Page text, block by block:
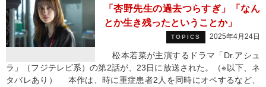
「️杏野先生の過去つらすぎ」「なん
とか生き残ったということか」
TOPICS 2025年4月24日
松本若菜が主演するドラマ「Dr.アシュ
ラ」（フジテレビ系）の第2話が、23日に放送された。（※以下、ネ
タバレあり） 本作は、時に重症患者2人を同時にオペするなど、